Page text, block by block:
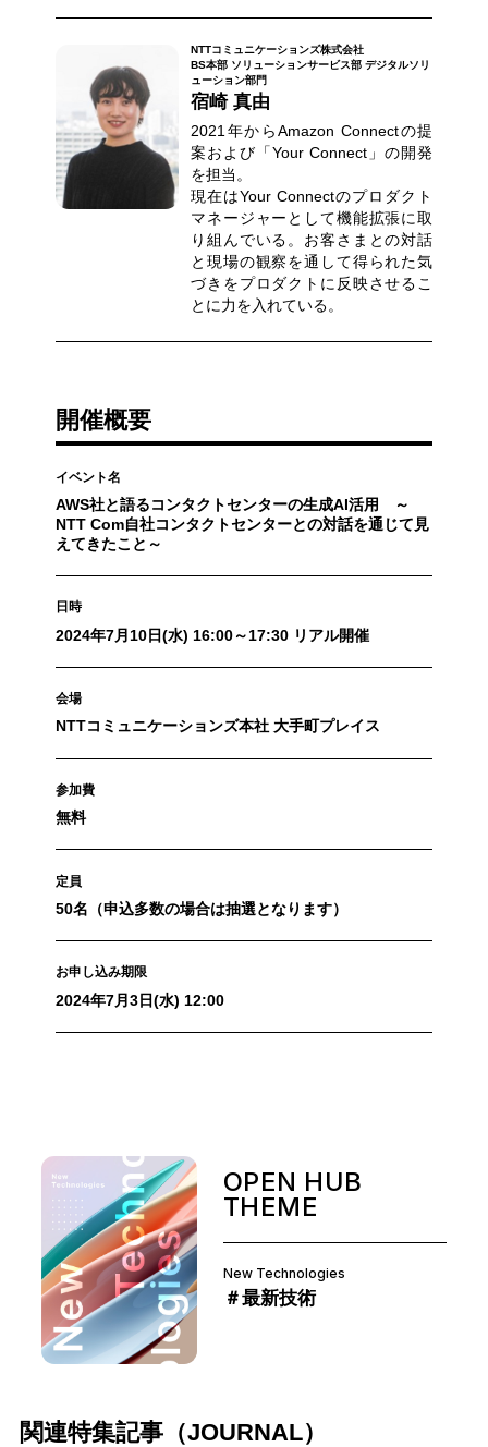
NTTコミュニケーションズ株式会社
BS本部 ソリューションサービス部 デジタルソリ
ューション部門
宿崎 真由
2021年からAmazon Connectの提
案および「Your Connect」の開発
を担当。
現在はYour Connectのプロダクト
マネージャーとして機能拡張に取
り組んでいる。お客さまとの対話
と現場の観察を通して得られた気
づきをプロダクトに反映させるこ
とに力を入れている。
開催概要
イベント名
AWS社と語るコンタクトセンターの生成AI活用 ～
NTT Com自社コンタクトセンターとの対話を通じて見
えてきたこと～
日時
2024年7月10日(水) 16:00～17:30 リアル開催
会場
NTTコミュニケーションズ本社 大手町プレイス
参加費
無料
定員
50名（申込多数の場合は抽選となります）
お申し込み期限
2024年7月3日(水) 12:00
OPEN HUB
THEME
New Technologies
＃最新技術
関連特集記事（JOURNAL）